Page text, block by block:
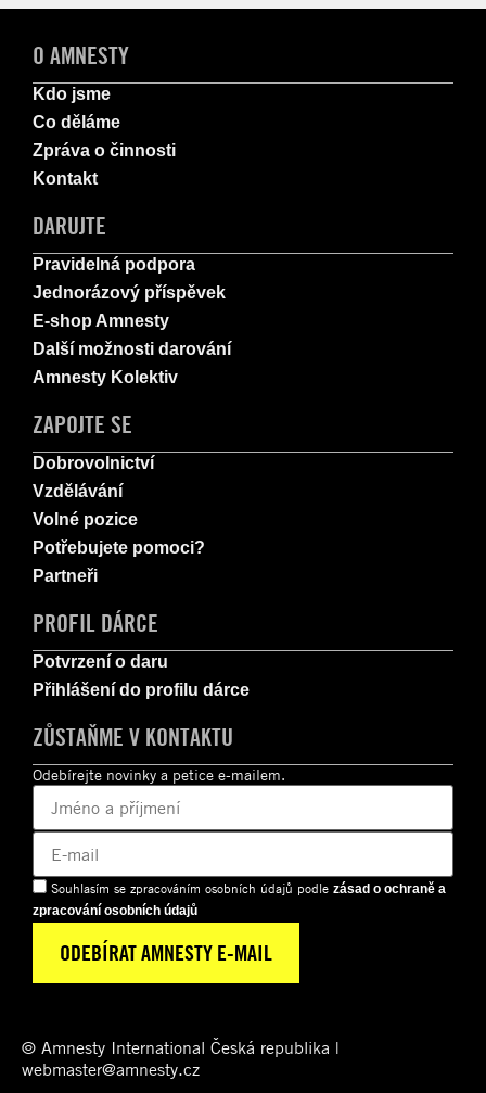
O AMNESTY
Kdo jsme
Co děláme
Zpráva o činnosti
Kontakt
DARUJTE
Pravidelná podpora
Jednorázový příspěvek
E-shop Amnesty
Další možnosti darování
Amnesty Kolektiv
ZAPOJTE SE
Dobrovolnictví
Vzdělávání
Volné pozice
Potřebujete pomoci?
Partneři
PROFIL DÁRCE
Potvrzení o daru
Přihlášení do profilu dárce
ZŮSTAŇME V KONTAKTU
Odebírejte novinky a petice e-mailem.
Souhlasím se zpracováním osobních údajů podle zásad o ochraně a
zpracování osobních údajů
© Amnesty International Česká republika |
webmaster@amnesty.cz